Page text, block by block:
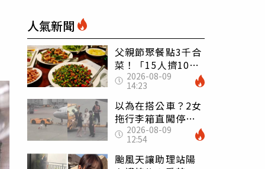
人氣新聞
父親節聚餐點3千合
菜！「15人擠10人
桌」她餓到崩潰
網傻眼：讓店家看
笑話
2026-08-09
14:23
以為在搭公車？2女
拖行李箱直闖停機
坪「揮手攔機」
荒謬影片曝網傻眼
2026-08-09
12:54
颱風天讓助理站陽